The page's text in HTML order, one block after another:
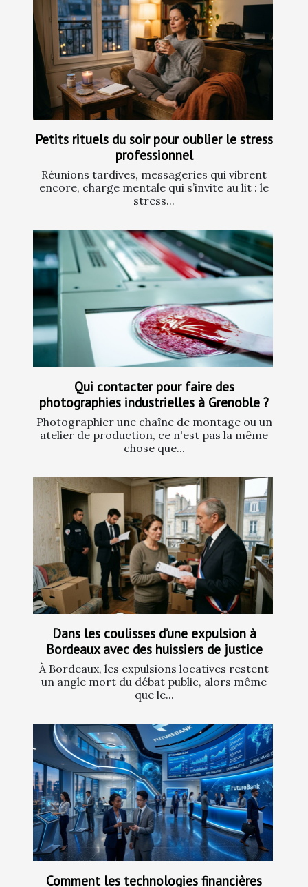
Petits rituels du soir pour oublier le stress
professionnel
Réunions tardives, messageries qui vibrent
encore, charge mentale qui s’invite au lit : le
stress...
Qui contacter pour faire des
photographies industrielles à Grenoble ?
Photographier une chaîne de montage ou un
atelier de production, ce n'est pas la même
chose que...
Dans les coulisses d’une expulsion à
Bordeaux avec des huissiers de justice
À Bordeaux, les expulsions locatives restent
un angle mort du débat public, alors même
que le...
Comment les technologies financières